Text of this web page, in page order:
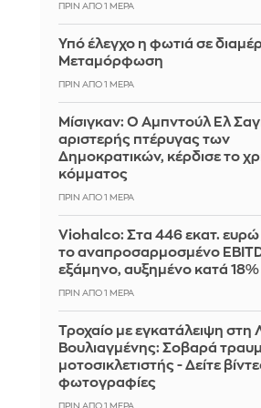
ΠΡΙΝ ΑΠΌ 1 ΜΈΡΑ
Υπό έλεγχο η φωτιά σε
Μεταμόρφωση
ΠΡΙΝ ΑΠΌ 1 ΜΈΡΑ
Μίσιγκαν: Ο Αμπντούλ Ελ
αριστερής πτέρυγας των
Δημοκρατικών, κέρδισε το
κόμματος
ΠΡΙΝ ΑΠΌ 1 ΜΈΡΑ
Viohalco: Στα 446 εκατ. ευρώ
το αναπροσαρμοσμένο
εξάμηνο, αυξημένο κατά 18%
ΠΡΙΝ ΑΠΌ 1 ΜΈΡΑ
Τροχαίο με εγκατάλειψη στη
Βουλιαγμένης: Σοβαρά
μοτοσικλετιστής - Δείτε
φωτογραφίες
ΠΡΙΝ ΑΠΌ 1 ΜΈΡΑ